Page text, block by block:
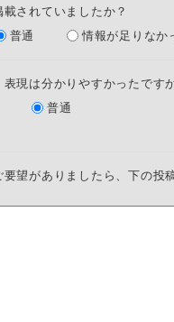
されていましたか？
普通 情報が足りなか
現は分かりやすかったです
普通
望がありましたら、下の投